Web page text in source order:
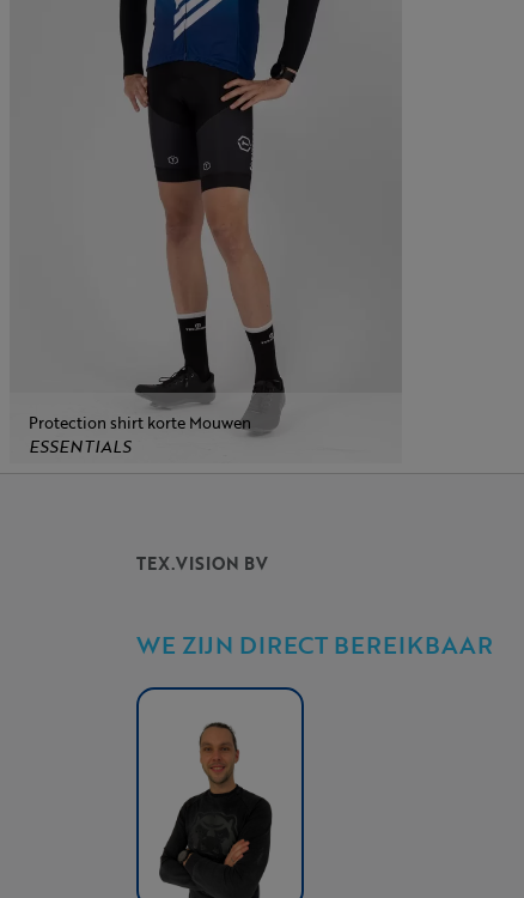
Protection shirt korte Mouwen
ESSENTIALS
TEX.VISION BV
WE ZIJN DIRECT BEREIKBAAR